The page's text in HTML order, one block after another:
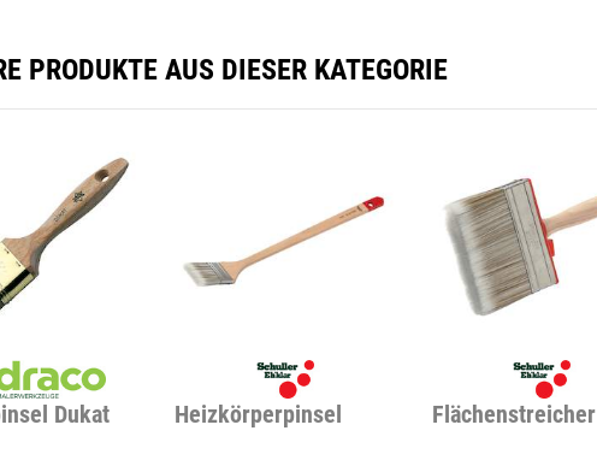
PRODUKTE AUS DIESER KATEGORIE
Dukat Heizkörperpinsel Flächenstreicher